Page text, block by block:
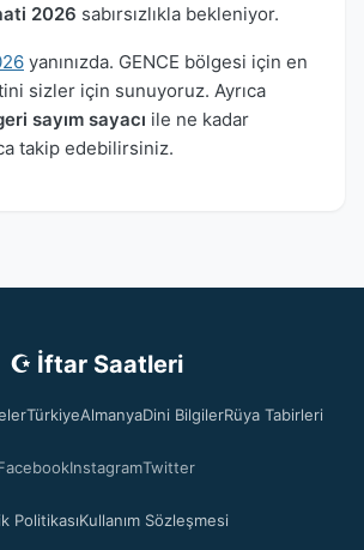
2026 sabırsızlıkla bekleniyor.
yanınızda. GENCE bölgesi için en
sizler için sunuyoruz. Ayrıca
sayım sayacı ile ne kadar
takip edebilirsiniz.
☪ İftar Saatleri
TürkiyeAlmanyaDini BilgilerRüya Tabirleri
InstagramTwitter
PolitikasıKullanım Sözleşmesi